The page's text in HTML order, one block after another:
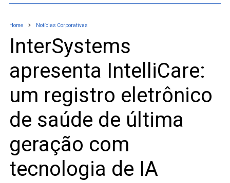
Home Notícias Corporativas
InterSystems
apresenta IntelliCare:
um registro eletrônico
de saúde de última
geração com
tecnologia de IA